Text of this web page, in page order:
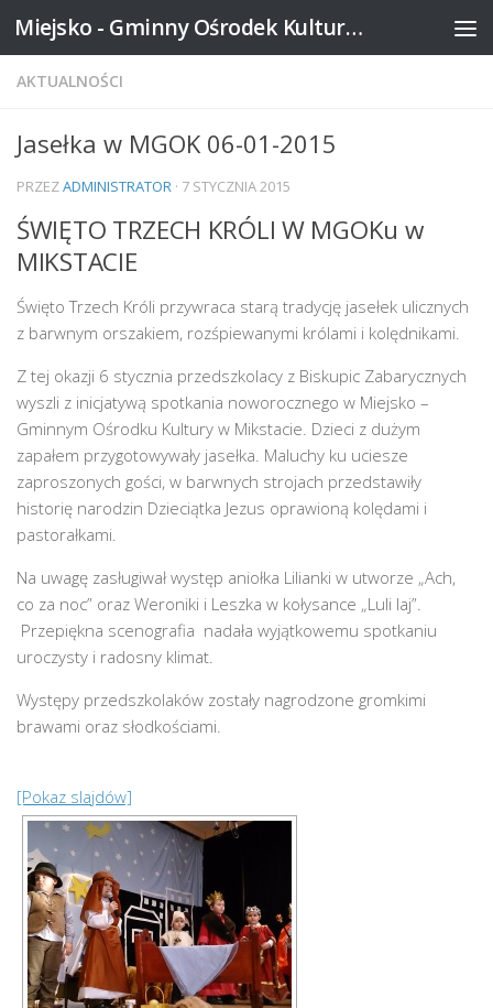
Skip to content Miejsko - Gminny Ośrodek Kultury w Mikstacie
AKTUALNOŚCI
Jasełka w MGOK 06-01-2015
PRZEZADMINISTRATOR · 7 STYCZNIA 2015
ŚWIĘTO TRZECH KRÓLI W MGOKu w
MIKSTACIE
Święto Trzech Króli przywraca starą tradycję jasełek ulicznych
z barwnym orszakiem, rozśpiewanymi królami i kolędnikami.
Z tej okazji 6 stycznia przedszkolacy z Biskupic Zabarycznych
wyszli z inicjatywą spotkania noworocznego w Miejsko –
Gminnym Ośrodku Kultury w Mikstacie. Dzieci z dużym
zapałem przygotowywały jasełka. Maluchy ku uciesze
zaproszonych gości, w barwnych strojach przedstawiły
historię narodzin Dzieciątka Jezus oprawioną kolędami i
pastorałkami.
Na uwagę zasługiwał występ aniołka Lilianki w utworze „Ach,
co za noc” oraz Weroniki i Leszka w kołysance „Luli laj”.
Przepiękna scenografia nadała wyjątkowemu spotkaniu
uroczysty i radosny klimat.
Występy przedszkolaków zostały nagrodzone gromkimi
brawami oraz słodkościami.
[Pokaz slajdów]